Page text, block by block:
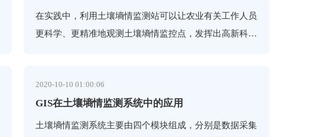
在实践中，利用土壤墒情监测站可以让农业有关工作人员
更科学、更精准地观测土壤墒情监控点，发挥出高新科技
2020-10-10 01:00:06
GIS在土壤墒情监测系统中的应用
土壤墒情监测系统主要由四个模块组成，分别是数据采集